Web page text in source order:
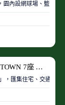
園內設網球場、籃球
YOHO TOWN 2期 YOHO MIDTOWN 7座 極高層 D室
，匯集住宅、交通、